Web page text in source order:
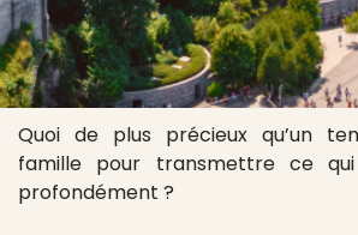
Quoi de plus précieux qu’un
famille pour transmettre ce
profondément ?